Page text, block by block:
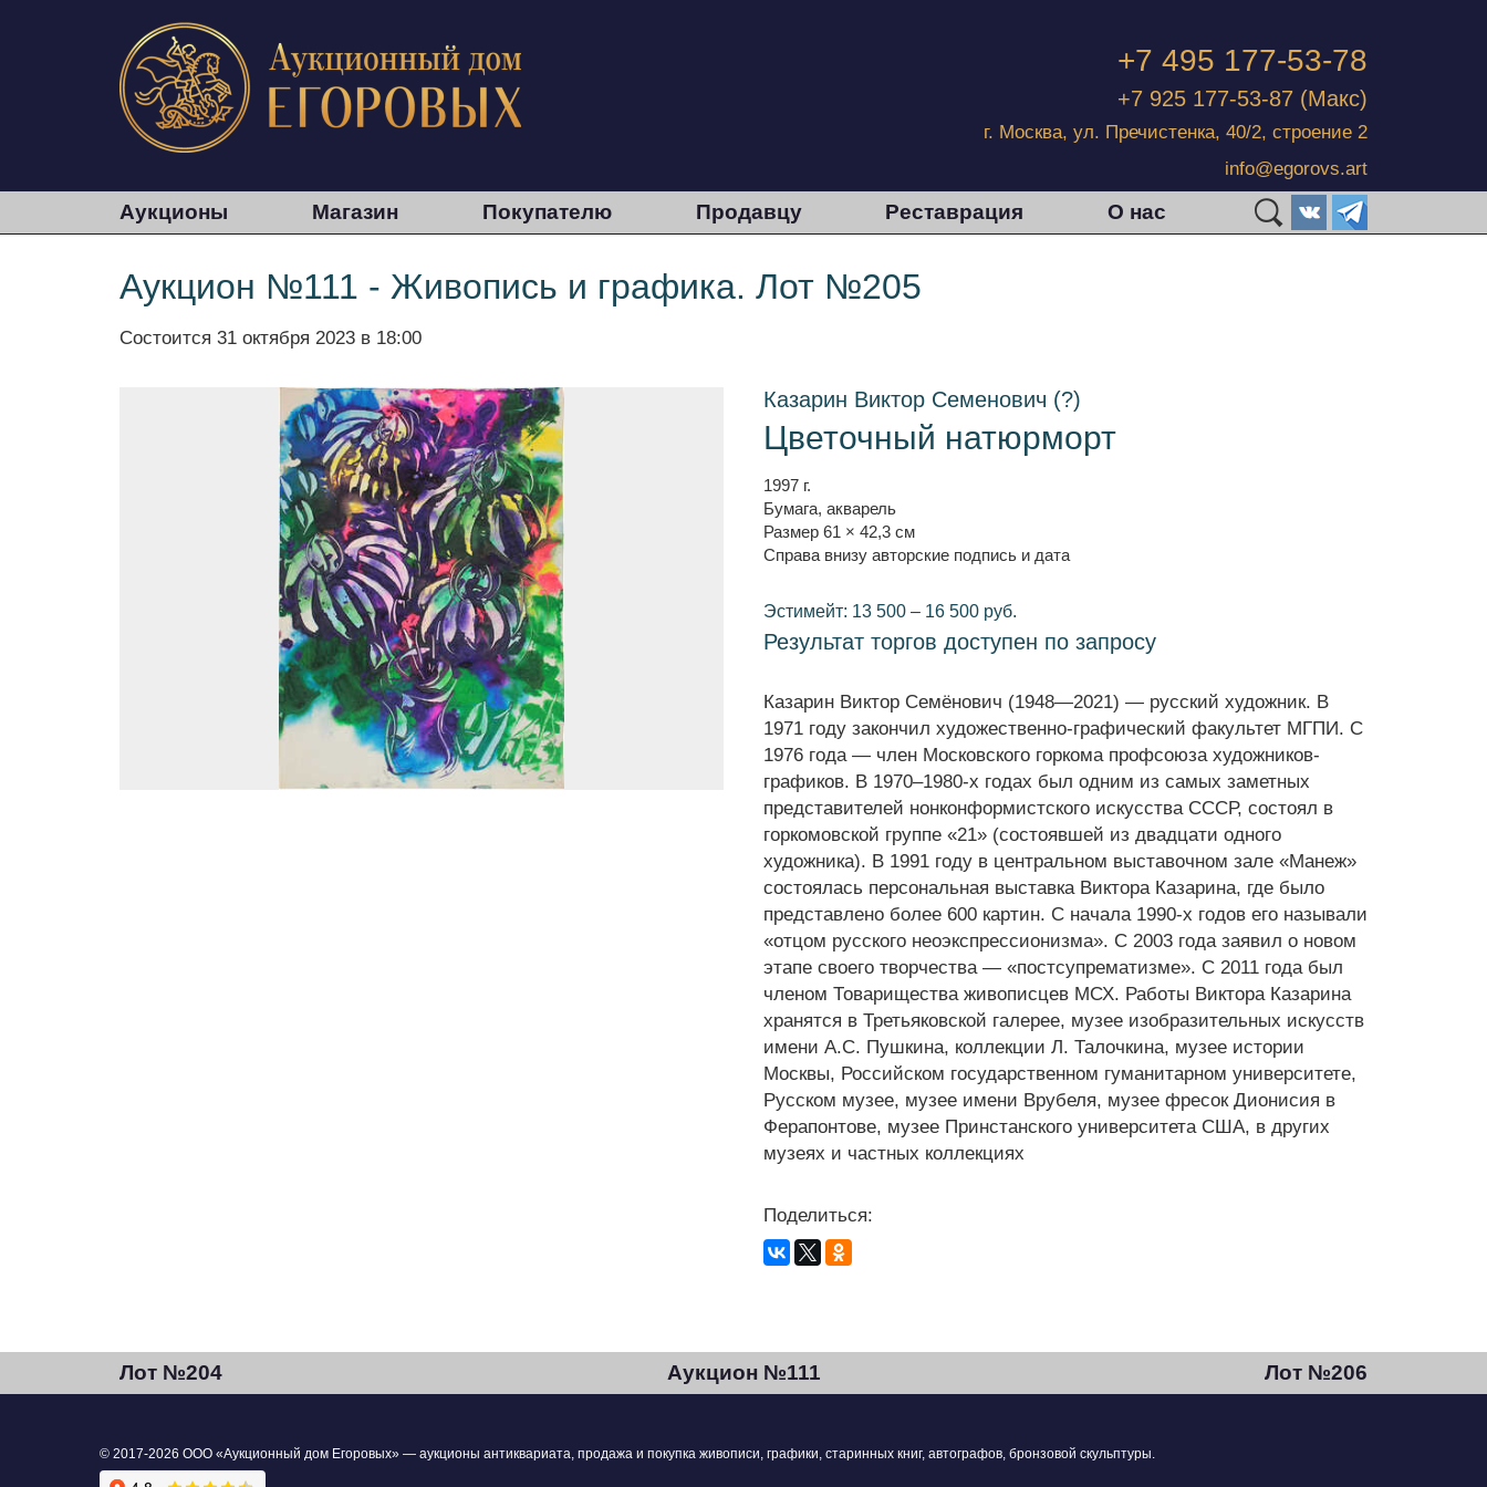
+7 495 177-53-78
+7 925 177-53-87 (Макс)
г. Москва, ул. Пречистенка, 40/2, строение 2
info@egorovs.art
Аукционы Магазин Покупателю Продавцу Реставрация О нас
Аукцион №111 - Живопись и графика. Лот №205
Состоится 31 октября 2023 в 18:00
Казарин Виктор Семенович (?)
Цветочный натюрморт
1997 г.
Бумага, акварель
Размер 61 × 42,3 см
Справа внизу авторские подпись и дата
Эстимейт: 13 500 – 16 500 руб.
Результат торгов доступен по запросу
Казарин Виктор Семёнович (1948—2021) — русский художник. В
1971 году закончил художественно-графический факультет МГПИ. С
1976 года — член Московского горкома профсоюза художников-
графиков. В 1970–1980-х годах был одним из самых заметных
представителей нонконформистского искусства СССР, состоял в
горкомовской группе «21» (состоявшей из двадцати одного
художника). В 1991 году в центральном выставочном зале «Манеж»
состоялась персональная выставка Виктора Казарина, где было
представлено более 600 картин. С начала 1990-х годов его называли
«отцом русского неоэкспрессионизма». С 2003 года заявил о новом
этапе своего творчества — «постсупрематизме». С 2011 года был
членом Товарищества живописцев МСХ. Работы Виктора Казарина
хранятся в Третьяковской галерее, музее изобразительных искусств
имени А.С. Пушкина, коллекции Л. Талочкина, музее истории
Москвы, Российском государственном гуманитарном университете,
Русском музее, музее имени Врубеля, музее фресок Дионисия в
Ферапонтове, музее Принстанского университета США, в других
музеях и частных коллекциях
Поделиться:
Лот №204 Аукцион №111 Лот №206
© 2017-2026 ООО «Аукционный дом Егоровых» — аукционы антиквариата, продажа и покупка живописи, графики, старинных книг, автографов, бронзовой скульптуры.